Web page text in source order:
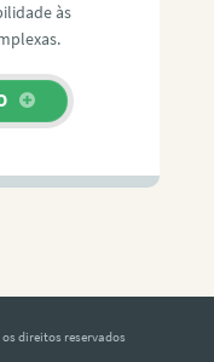
às
os direitos reservados